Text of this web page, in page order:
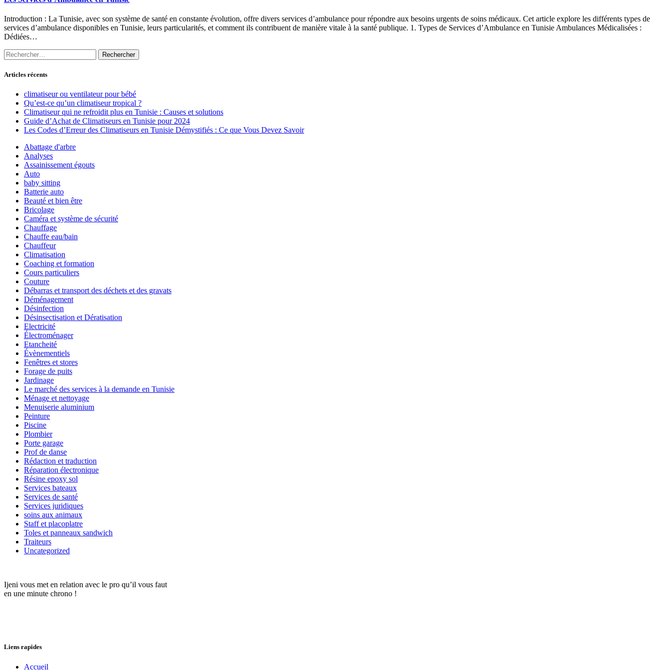
Introduction : La Tunisie, avec son système de santé en constante évolution, offre divers services d’ambulance pour répondre aux besoins urgents de soins médicaux. Cet article explore les différents types de
services d’ambulance disponibles en Tunisie, leurs particularités, et comment ils contribuent de manière vitale à la santé publique. 1. Types de Services d’Ambulance en Tunisie Ambulances Médicalisées :
Dédiées…
Rechercher :
Articles récents
climatiseur ou ventilateur pour bébé
Qu’est-ce qu’un climatiseur tropical ?
Climatiseur qui ne refroidit plus en Tunisie : Causes et solutions
Guide d’Achat de Climatiseurs en Tunisie pour 2024
Les Codes d’Erreur des Climatiseurs en Tunisie Démystifiés : Ce que Vous Devez Savoir
Abattage d'arbre
Analyses
Assainissement égouts
Auto
baby sitting
Batterie auto
Beauté et bien être
Bricolage
Caméra et système de sécurité
Chauffage
Chauffe eau/bain
Chauffeur
Climatisation
Coaching et formation
Cours particuliers
Couture
Débarras et transport des déchets et des gravats
Déménagement
Désinfection
Désinsectisation et Dératisation
Electricité
Électroménager
Etancheité
Évènementiels
Fenêtres et stores
Forage de puits
Jardinage
Le marché des services à la demande en Tunisie
Ménage et nettoyage
Menuiserie aluminium
Peinture
Piscine
Plombier
Porte garage
Prof de danse
Rédaction et traduction
Réparation électronique
Résine epoxy sol
Services bateaux
Services de santé
Services juridiques
soins aux animaux
Staff et placoplatre
Toles et panneaux sandwich
Traiteurs
Uncategorized
Ijeni vous met en relation avec le pro qu’il vous faut
en une minute chrono !
Liens rapides
Accueil